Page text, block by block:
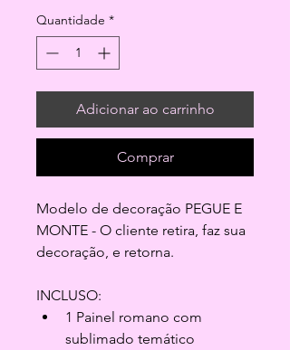
Quantidade *
Adicionar ao carrinho
Comprar
Modelo de decoração PEGUE E
MONTE - O cliente retira, faz sua
decoração, e retorna.
INCLUSO:
1 Painel romano com
sublimado temático